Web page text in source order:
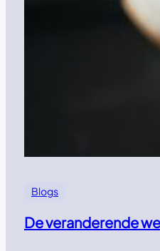
Blogs
De veranderende